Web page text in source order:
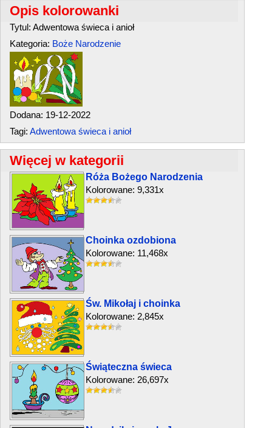
Opis kolorowanki
Tytul: Adwentowa świeca i anioł
Kategoria: Boże Narodzenie
Dodana: 19-12-2022
Tagi: Adwentowa świeca i anioł
Więcej w kategorii
Róża Bożego Narodzenia
Kolorowane: 9,331x
Choinka ozdobiona
Kolorowane: 11,468x
Św. Mikołaj i choinka
Kolorowane: 2,845x
Świąteczna świeca
Kolorowane: 26,697x